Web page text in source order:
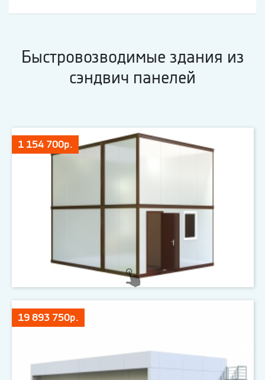
Быстровозводимые здания из
сэндвич панелей
1 154 700р.
19 893 750р.